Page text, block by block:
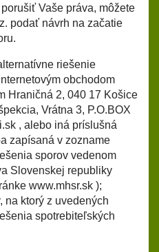
Vaše práva, môžete
podať návrh na začatie
riešenie
obchodom
Hraničná 2, 040 17 Košice
Vrátna 3, P.O.BOX
, alebo iná príslušná
zapísaná v zozname
sporov vedenom
Slovenskej republiky
www.mhsr.sk );
na ktorý z uvedených
spotrebiteľských